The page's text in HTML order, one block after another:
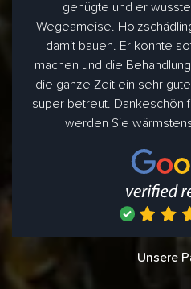
genügte und er
Wegeameise.
damit bauen. Er konnte
machen und die
die ganze Zeit ein sehr
super betreut. Dankeschön
werden Sie
Unsere